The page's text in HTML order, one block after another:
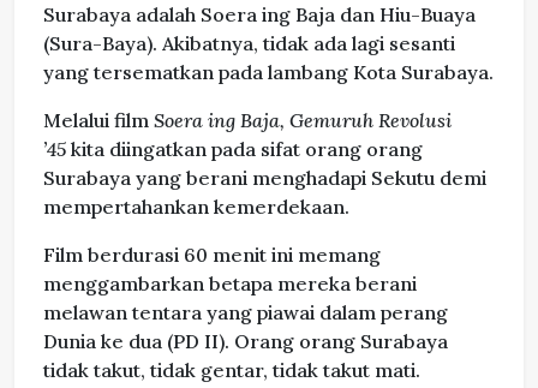
Surabaya adalah Soera ing Baja dan Hiu-Buaya
(Sura-Baya). Akibatnya, tidak ada lagi sesanti
yang tersematkan pada lambang Kota Surabaya.
Melalui film Soera ing Baja, Gemuruh Revolusi
’45 kita diingatkan pada sifat orang orang
Surabaya yang berani menghadapi Sekutu demi
mempertahankan kemerdekaan.
Film berdurasi 60 menit ini memang
menggambarkan betapa mereka berani
melawan tentara yang piawai dalam perang
Dunia ke dua (PD II). Orang orang Surabaya
tidak takut, tidak gentar, tidak takut mati.